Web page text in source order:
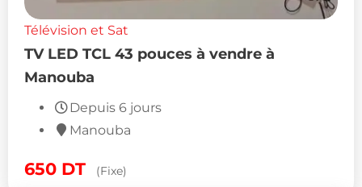
Télévision et Sat
TV LED TCL 43 pouces à vendre à
Manouba
Depuis 6 jours
Manouba
650 DT (Fixe)